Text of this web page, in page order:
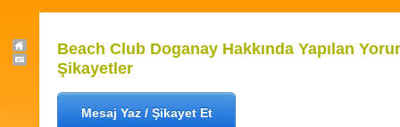
Beach Club Doganay Hakkında Yapılan
Şikayetler
Mesaj Yaz / Şikayet Et